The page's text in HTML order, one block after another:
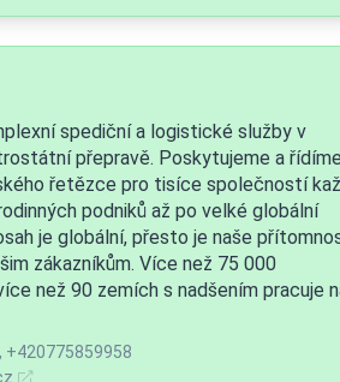
spediční a logistické služby v
přepravě. Poskytujeme a
řetězce pro tisíce společností
podniků až po velké globální
je globální, přesto je naše
zákazníkům. Více než 75 000
než 90 zemích s nadšením pracuje
+420775859958